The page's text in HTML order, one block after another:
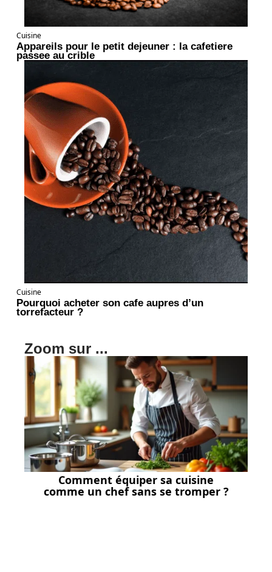
Cuisine
Appareils pour le petit dejeuner : la cafetiere
passee au crible
Cuisine
Pourquoi acheter son cafe aupres d’un
torrefacteur ?
Zoom sur ...
Comment équiper sa cuisine
comme un chef sans se tromper ?